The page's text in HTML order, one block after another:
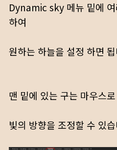
Dynamic sky 메뉴 밑에
하여
원하는 하늘을 설정 하면
맨 밑에 있는 구는 마우스
빛의 방향을 조정할 수 있